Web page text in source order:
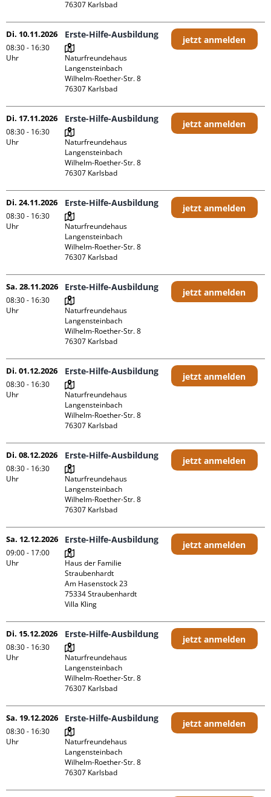
Di. 10.11.2026
08:30 - 16:30
Uhr
Erste-Hilfe-Ausbildung
Naturfreundehaus
Langensteinbach
Wilhelm-Roether-Str. 8
jetzt anmelden
Di. 17.11.2026
08:30 - 16:30
Uhr
Erste-Hilfe-Ausbildung
Naturfreundehaus
Langensteinbach
Wilhelm-Roether-Str. 8
jetzt anmelden
Di. 24.11.2026
08:30 - 16:30
Uhr
Erste-Hilfe-Ausbildung
Naturfreundehaus
Langensteinbach
Wilhelm-Roether-Str. 8
jetzt anmelden
Sa. 28.11.2026
08:30 - 16:30
Uhr
Erste-Hilfe-Ausbildung
Naturfreundehaus
Langensteinbach
Wilhelm-Roether-Str. 8
jetzt anmelden
Di. 01.12.2026
08:30 - 16:30
Uhr
Erste-Hilfe-Ausbildung
Naturfreundehaus
Langensteinbach
Wilhelm-Roether-Str. 8
jetzt anmelden
Di. 08.12.2026
08:30 - 16:30
Uhr
Erste-Hilfe-Ausbildung
Naturfreundehaus
Langensteinbach
Wilhelm-Roether-Str. 8
jetzt anmelden
Sa. 12.12.2026
09:00 - 17:00
Uhr
Erste-Hilfe-Ausbildung
Haus der Familie
Straubenhardt
Am Hasenstock 23
75334 Straubenhardt
Villa Kling
jetzt anmelden
Di. 15.12.2026
08:30 - 16:30
Uhr
Erste-Hilfe-Ausbildung
Naturfreundehaus
Langensteinbach
Wilhelm-Roether-Str. 8
jetzt anmelden
Sa. 19.12.2026
08:30 - 16:30
Uhr
Erste-Hilfe-Ausbildung
Naturfreundehaus
Langensteinbach
Wilhelm-Roether-Str. 8
jetzt anmelden